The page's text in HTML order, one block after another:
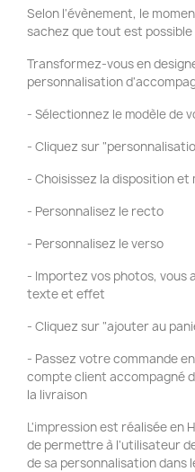
Selon l'évènement, le
sachez que tout est
Transformez-vous en
personnalisation
- Sélectionnez le modèle de
- Cliquez sur
- Choisissez la disposition et
- Personnalisez le recto
- Personnalisez le verso
- Importez vos photos, vous
texte et effet
- Cliquez sur "ajouter au
- Passez votre commande
compte client accompagné
la livraison
L'impression est réalisée en
de permettre à l'utilisateur
de sa personnalisation dans